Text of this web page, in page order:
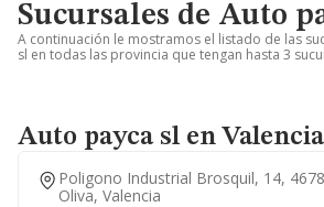
Sucursales de Auto
A continuación le mostramos el listado de las
sl en todas las provincia que tengan hasta 3
Auto payca sl en Valencia
Poligono Industrial Brosquil, 14,
Oliva, Valencia